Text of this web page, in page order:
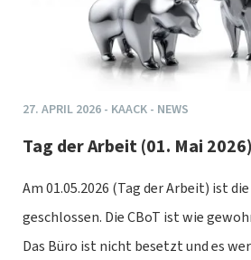
27. APRIL 2026 - KAACK - NEWS
Tag der Arbeit (01. Mai 2026)
Am 01.05.2026 (Tag der Arbeit) ist
geschlossen. Die CBoT ist wie
Das Büro ist nicht besetzt und es